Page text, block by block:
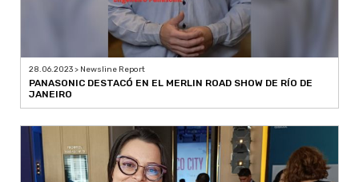
28.06.2023 > Newsline Report
PANASONIC DESTACÓ EN EL MERLIN ROAD SHOW DE RÍO DE
JANEIRO